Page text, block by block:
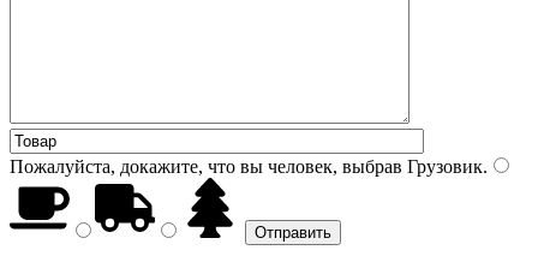
Пожалуйста, докажите, что вы человек, выбрав Грузовик.